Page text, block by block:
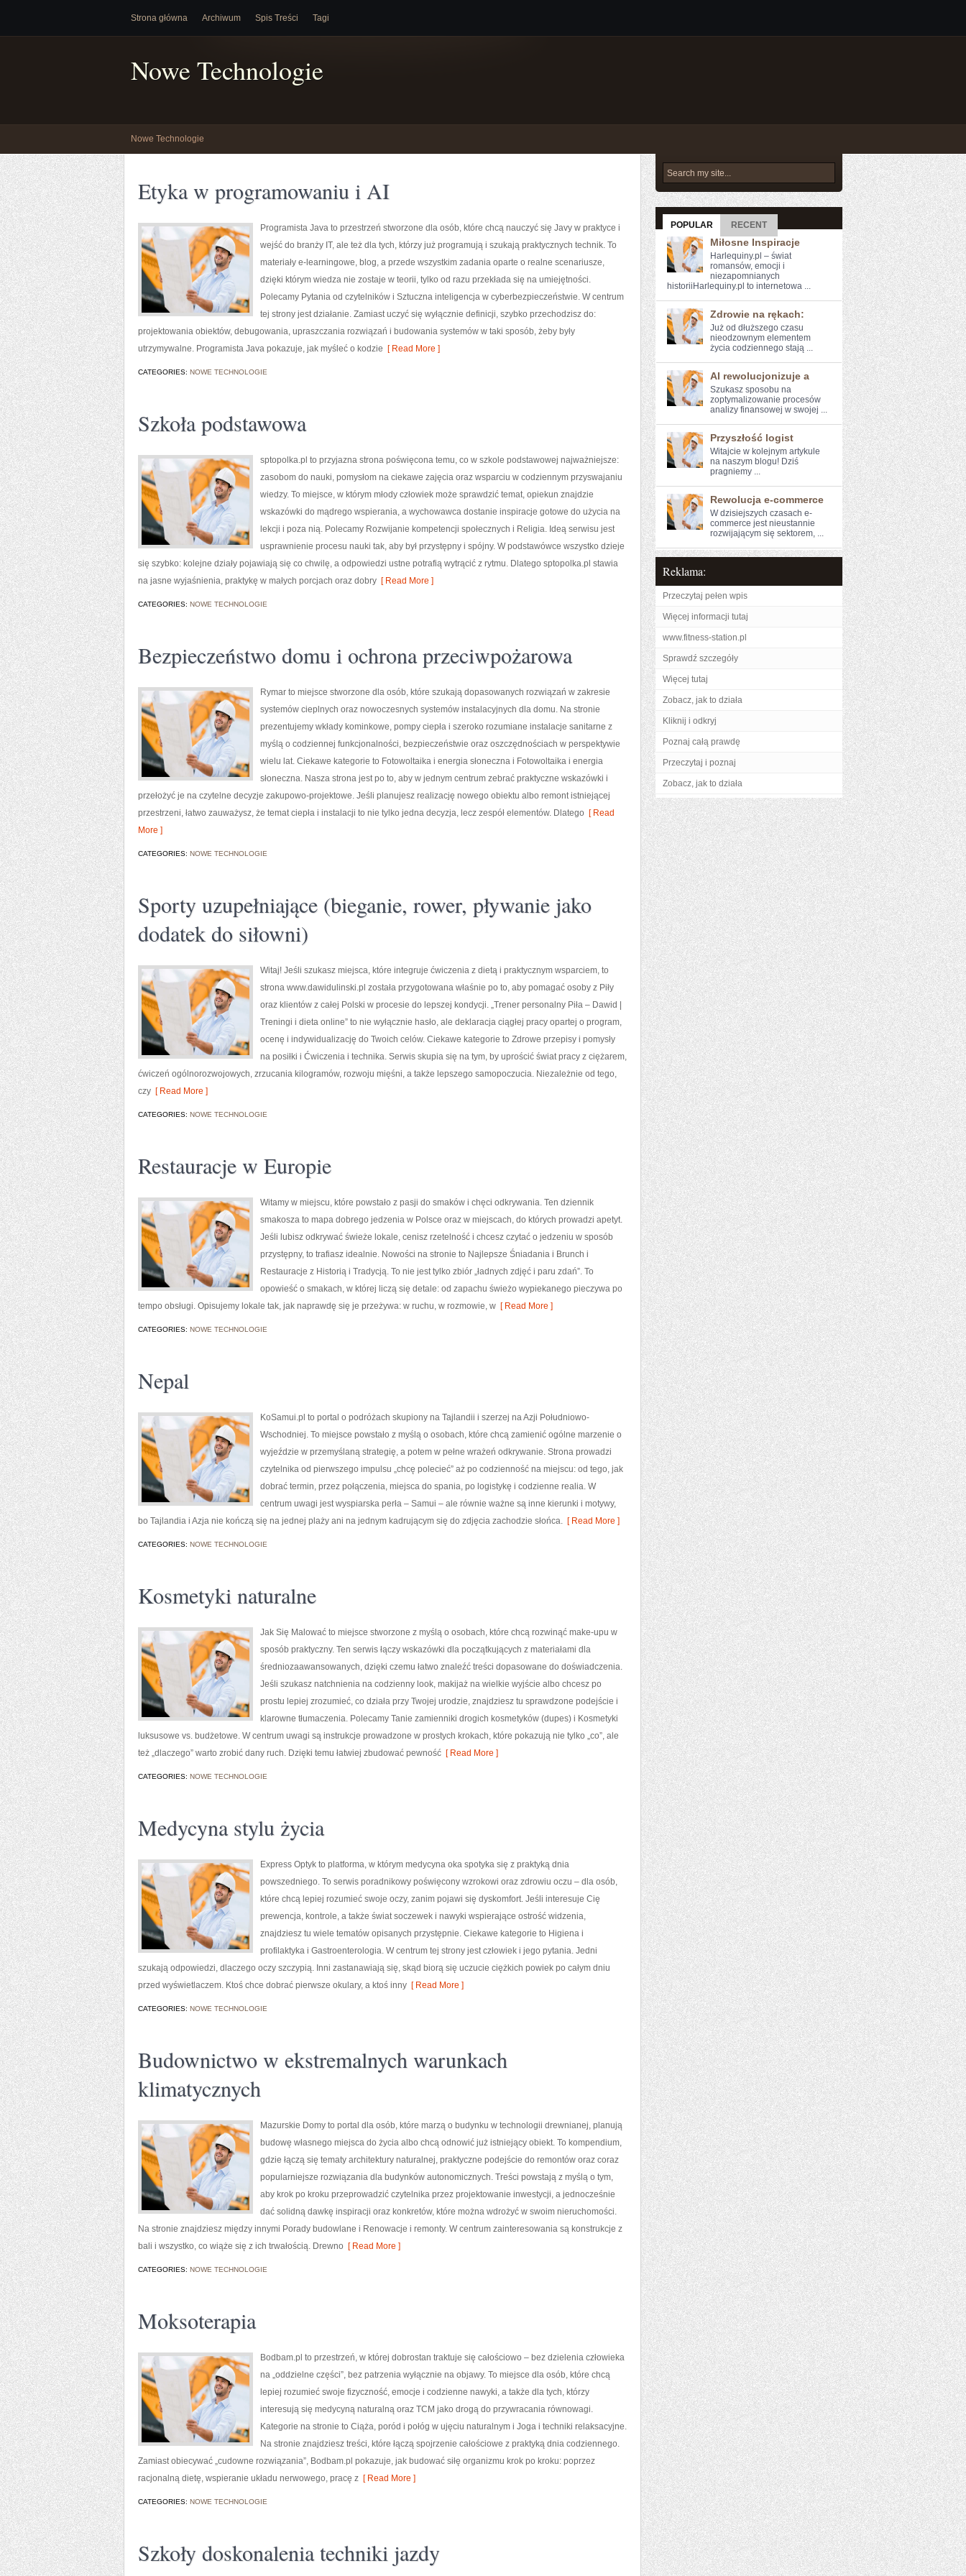
Strona główna Archiwum Spis Treści Tagi
Nowe Technologie
Nowe Technologie
Etyka w programowaniu i AI
Programista Java to przestrzeń stworzone dla osób, które chcą nauczyć się Javy w praktyce i
wejść do branży IT, ale też dla tych, którzy już programują i szukają praktycznych technik. To
materiały e-learningowe, blog, a przede wszystkim zadania oparte o realne scenariusze,
dzięki którym wiedza nie zostaje w teorii, tylko od razu przekłada się na umiejętności.
Polecamy Pytania od czytelników i Sztuczna inteligencja w cyberbezpieczeństwie. W centrum
tej strony jest działanie. Zamiast uczyć się wyłącznie definicji, szybko przechodzisz do:
projektowania obiektów, debugowania, upraszczania rozwiązań i budowania systemów w taki sposób, żeby były
utrzymywalne. Programista Java pokazuje, jak myśleć o kodzie [ Read More ]
CATEGORIES: NOWE TECHNOLOGIE
Szkoła podstawowa
sptopolka.pl to przyjazna strona poświęcona temu, co w szkole podstawowej najważniejsze:
zasobom do nauki, pomysłom na ciekawe zajęcia oraz wsparciu w codziennym przyswajaniu
wiedzy. To miejsce, w którym młody człowiek może sprawdzić temat, opiekun znajdzie
wskazówki do mądrego wspierania, a wychowawca dostanie inspiracje gotowe do użycia na
lekcji i poza nią. Polecamy Rozwijanie kompetencji społecznych i Religia. Ideą serwisu jest
usprawnienie procesu nauki tak, aby był przystępny i spójny. W podstawówce wszystko dzieje
się szybko: kolejne działy pojawiają się co chwilę, a odpowiedzi ustne potrafią wytrącić z rytmu. Dlatego sptopolka.pl stawia
na jasne wyjaśnienia, praktykę w małych porcjach oraz dobry [ Read More ]
CATEGORIES: NOWE TECHNOLOGIE
Bezpieczeństwo domu i ochrona przeciwpożarowa
Rymar to miejsce stworzone dla osób, które szukają dopasowanych rozwiązań w zakresie
systemów cieplnych oraz nowoczesnych systemów instalacyjnych dla domu. Na stronie
prezentujemy wkłady kominkowe, pompy ciepła i szeroko rozumiane instalacje sanitarne z
myślą o codziennej funkcjonalności, bezpieczeństwie oraz oszczędnościach w perspektywie
wielu lat. Ciekawe kategorie to Fotowoltaika i energia słoneczna i Fotowoltaika i energia
słoneczna. Nasza strona jest po to, aby w jednym centrum zebrać praktyczne wskazówki i
przełożyć je na czytelne decyzje zakupowo-projektowe. Jeśli planujesz realizację nowego obiektu albo remont istniejącej
przestrzeni, łatwo zauważysz, że temat ciepła i instalacji to nie tylko jedna decyzja, lecz zespół elementów. Dlatego [ Read
More ]
CATEGORIES: NOWE TECHNOLOGIE
Sporty uzupełniające (bieganie, rower, pływanie jako
dodatek do siłowni)
Witaj! Jeśli szukasz miejsca, które integruje ćwiczenia z dietą i praktycznym wsparciem, to
strona www.dawidulinski.pl została przygotowana właśnie po to, aby pomagać osoby z Piły
oraz klientów z całej Polski w procesie do lepszej kondycji. „Trener personalny Piła – Dawid |
Treningi i dieta online” to nie wyłącznie hasło, ale deklaracja ciągłej pracy opartej o program,
ocenę i indywidualizację do Twoich celów. Ciekawe kategorie to Zdrowe przepisy i pomysły
na posiłki i Ćwiczenia i technika. Serwis skupia się na tym, by uprościć świat pracy z ciężarem,
ćwiczeń ogólnorozwojowych, zrzucania kilogramów, rozwoju mięśni, a także lepszego samopoczucia. Niezależnie od tego,
czy [ Read More ]
CATEGORIES: NOWE TECHNOLOGIE
Restauracje w Europie
Witamy w miejscu, które powstało z pasji do smaków i chęci odkrywania. Ten dziennik
smakosza to mapa dobrego jedzenia w Polsce oraz w miejscach, do których prowadzi apetyt.
Jeśli lubisz odkrywać świeże lokale, cenisz rzetelność i chcesz czytać o jedzeniu w sposób
przystępny, to trafiasz idealnie. Nowości na stronie to Najlepsze Śniadania i Brunch i
Restauracje z Historią i Tradycją. To nie jest tylko zbiór „ładnych zdjęć i paru zdań”. To
opowieść o smakach, w której liczą się detale: od zapachu świeżo wypiekanego pieczywa po
tempo obsługi. Opisujemy lokale tak, jak naprawdę się je przeżywa: w ruchu, w rozmowie, w [ Read More ]
CATEGORIES: NOWE TECHNOLOGIE
Nepal
KoSamui.pl to portal o podróżach skupiony na Tajlandii i szerzej na Azji Południowo-
Wschodniej. To miejsce powstało z myślą o osobach, które chcą zamienić ogólne marzenie o
wyjeździe w przemyślaną strategię, a potem w pełne wrażeń odkrywanie. Strona prowadzi
czytelnika od pierwszego impulsu „chcę polecieć” aż po codzienność na miejscu: od tego, jak
dobrać termin, przez połączenia, miejsca do spania, po logistykę i codzienne realia. W
centrum uwagi jest wyspiarska perła – Samui – ale równie ważne są inne kierunki i motywy,
bo Tajlandia i Azja nie kończą się na jednej plaży ani na jednym kadrującym się do zdjęcia zachodzie słońca. [ Read More ]
CATEGORIES: NOWE TECHNOLOGIE
Kosmetyki naturalne
Jak Się Malować to miejsce stworzone z myślą o osobach, które chcą rozwinąć make-upu w
sposób praktyczny. Ten serwis łączy wskazówki dla początkujących z materiałami dla
średniozaawansowanych, dzięki czemu łatwo znaleźć treści dopasowane do doświadczenia.
Jeśli szukasz natchnienia na codzienny look, makijaż na wielkie wyjście albo chcesz po
prostu lepiej zrozumieć, co działa przy Twojej urodzie, znajdziesz tu sprawdzone podejście i
klarowne tłumaczenia. Polecamy Tanie zamienniki drogich kosmetyków (dupes) i Kosmetyki
luksusowe vs. budżetowe. W centrum uwagi są instrukcje prowadzone w prostych krokach, które pokazują nie tylko „co”, ale
też „dlaczego” warto zrobić dany ruch. Dzięki temu łatwiej zbudować pewność [ Read More ]
CATEGORIES: NOWE TECHNOLOGIE
Medycyna stylu życia
Express Optyk to platforma, w którym medycyna oka spotyka się z praktyką dnia
powszedniego. To serwis poradnikowy poświęcony wzrokowi oraz zdrowiu oczu – dla osób,
które chcą lepiej rozumieć swoje oczy, zanim pojawi się dyskomfort. Jeśli interesuje Cię
prewencja, kontrole, a także świat soczewek i nawyki wspierające ostrość widzenia,
znajdziesz tu wiele tematów opisanych przystępnie. Ciekawe kategorie to Higiena i
profilaktyka i Gastroenterologia. W centrum tej strony jest człowiek i jego pytania. Jedni
szukają odpowiedzi, dlaczego oczy szczypią. Inni zastanawiają się, skąd biorą się uczucie ciężkich powiek po całym dniu
przed wyświetlaczem. Ktoś chce dobrać pierwsze okulary, a ktoś inny [ Read More ]
CATEGORIES: NOWE TECHNOLOGIE
Budownictwo w ekstremalnych warunkach
klimatycznych
Mazurskie Domy to portal dla osób, które marzą o budynku w technologii drewnianej, planują
budowę własnego miejsca do życia albo chcą odnowić już istniejący obiekt. To kompendium,
gdzie łączą się tematy architektury naturalnej, praktyczne podejście do remontów oraz coraz
popularniejsze rozwiązania dla budynków autonomicznych. Treści powstają z myślą o tym,
aby krok po kroku przeprowadzić czytelnika przez projektowanie inwestycji, a jednocześnie
dać solidną dawkę inspiracji oraz konkretów, które można wdrożyć w swoim nieruchomości.
Na stronie znajdziesz między innymi Porady budowlane i Renowacje i remonty. W centrum zainteresowania są konstrukcje z
bali i wszystko, co wiąże się z ich trwałością. Drewno [ Read More ]
CATEGORIES: NOWE TECHNOLOGIE
Moksoterapia
Bodbam.pl to przestrzeń, w której dobrostan traktuje się całościowo – bez dzielenia człowieka
na „oddzielne części”, bez patrzenia wyłącznie na objawy. To miejsce dla osób, które chcą
lepiej rozumieć swoje fizyczność, emocje i codzienne nawyki, a także dla tych, którzy
interesują się medycyną naturalną oraz TCM jako drogą do przywracania równowagi.
Kategorie na stronie to Ciąża, poród i połóg w ujęciu naturalnym i Joga i techniki relaksacyjne.
Na stronie znajdziesz treści, które łączą spojrzenie całościowe z praktyką dnia codziennego.
Zamiast obiecywać „cudowne rozwiązania”, Bodbam.pl pokazuje, jak budować siłę organizmu krok po kroku: poprzez
racjonalną dietę, wspieranie układu nerwowego, pracę z [ Read More ]
CATEGORIES: NOWE TECHNOLOGIE
Szkoły doskonalenia techniki jazdy
POPULAR RECENT
Miłosne Inspiracje
Harlequiny.pl – świat
romansów, emocji i
niezapomnianych
historiiHarlequiny.pl to internetowa ...
Zdrowie na rękach:
Już od dłuższego ⁣czasu
nieodzownym elementem
życia codziennego stają ...
AI rewolucjonizuje a
Szukasz sposobu na
zoptymalizowanie ⁤procesów
analizy finansowej w swojej ...
Przyszłość logist
Witajcie w kolejnym artykule⁣
na naszym blogu! Dziś
pragniemy⁤ ...
Rewolucja e-commerce
W dzisiejszych‌ czasach e-
commerce jest nieustannie
rozwijającym się ​sektorem, ...
Reklama:
Przeczytaj pełen wpis
Więcej informacji tutaj
www.fitness-station.pl
Sprawdź szczegóły
Więcej tutaj
Zobacz, jak to działa
Kliknij i odkryj
Poznaj całą prawdę
Przeczytaj i poznaj
Zobacz, jak to działa